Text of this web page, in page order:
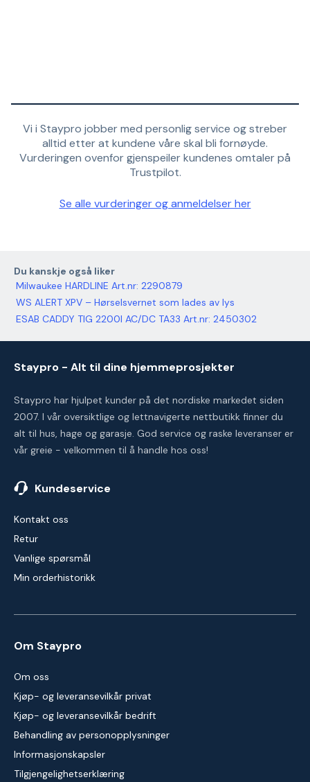
Vi i Staypro jobber med personlig service og streber
alltid etter at kundene våre skal bli fornøyde.
Vurderingen ovenfor gjenspeiler kundenes omtaler på
Trustpilot.
Se alle vurderinger og anmeldelser her
Du kanskje også liker
Milwaukee HARDLINE Art.nr: 2290879
WS ALERT XPV – Hørselsvernet som lades av lys
ESAB CADDY TIG 2200I AC/DC TA33 Art.nr: 2450302
Staypro - Alt til dine hjemmeprosjekter
Staypro har hjulpet kunder på det nordiske markedet siden
2007. I vår oversiktlige og lettnavigerte nettbutikk finner du
alt til hus, hage og garasje. God service og raske leveranser er
vår greie - velkommen til å handle hos oss!
Kundeservice
Kontakt oss
Retur
Vanlige spørsmål
Min orderhistorikk
Om Staypro
Om oss
Kjøp- og leveransevilkår privat
Kjøp- og leveransevilkår bedrift
Behandling av personopplysninger
Informasjonskapsler
Tilgjengelighetserklæring